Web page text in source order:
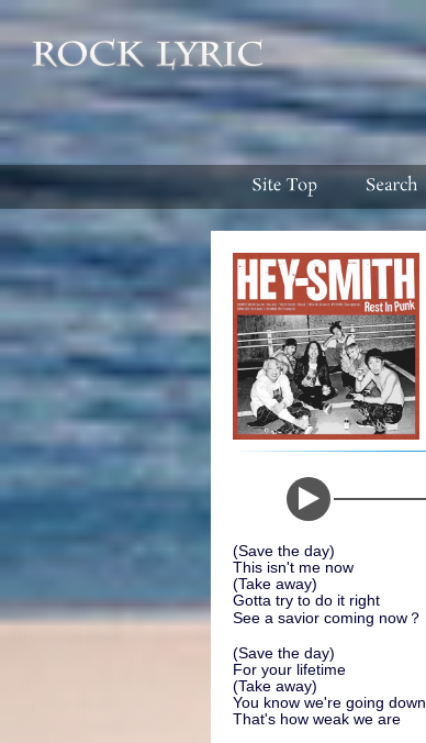
(Save the day)
This isn't me now
(Take away)
Gotta try to do it right
See a savior coming now？
(Save the day)
For your lifetime
(Take away)
You know we're going down
That's how weak we are